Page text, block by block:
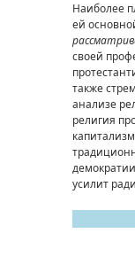
Наиболее
ей
своей
также
анализе
религия
усилит